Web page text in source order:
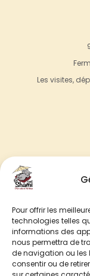
Pour offrir les
technologies telles
informations des
nous permettra de
de navigation ou les
consentir ou de
Les visites,